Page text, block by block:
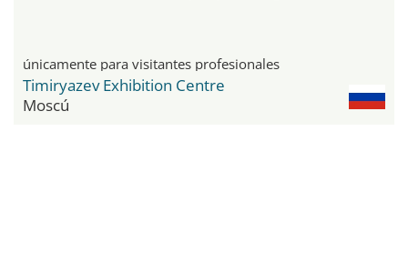
únicamente para visitantes profesionales
Timiryazev Exhibition Centre
Moscú